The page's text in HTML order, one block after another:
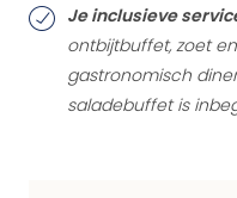
Je inclusieve
ontbijtbuffet, zoet
gastronomisch
saladebuffet is